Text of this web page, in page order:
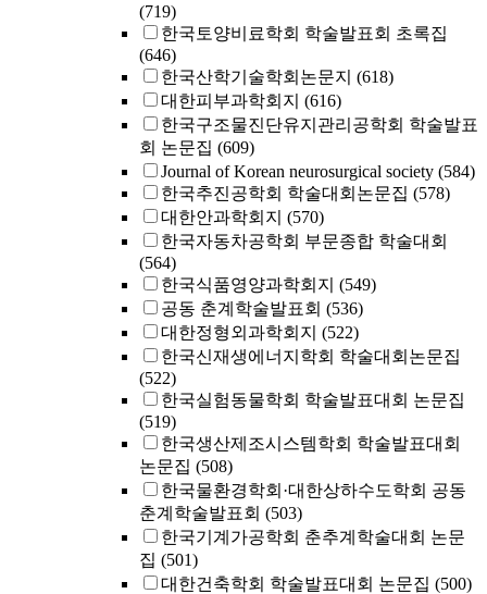
(719)
한국토양비료학회 학술발표회 초록집
(646)
한국산학기술학회논문지 (618)
대한피부과학회지 (616)
한국구조물진단유지관리공학회 학술발표
회 논문집 (609)
Journal of Korean neurosurgical society (584)
한국추진공학회 학술대회논문집 (578)
대한안과학회지 (570)
한국자동차공학회 부문종합 학술대회
(564)
한국식품영양과학회지 (549)
공동 춘계학술발표회 (536)
대한정형외과학회지 (522)
한국신재생에너지학회 학술대회논문집
(522)
한국실험동물학회 학술발표대회 논문집
(519)
한국생산제조시스템학회 학술발표대회
논문집 (508)
한국물환경학회·대한상하수도학회 공동
춘계학술발표회 (503)
한국기계가공학회 춘추계학술대회 논문
집 (501)
대한건축학회 학술발표대회 논문집 (500)